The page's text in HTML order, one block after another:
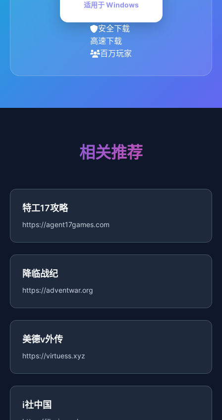
适用于 Windows
安全下载
高速下载
百万玩家
相关推荐
特工17攻略
https://agent17games.com
降临战纪
https://adventwar.org
美德v外传
https://virtuess.xyz
i社中国